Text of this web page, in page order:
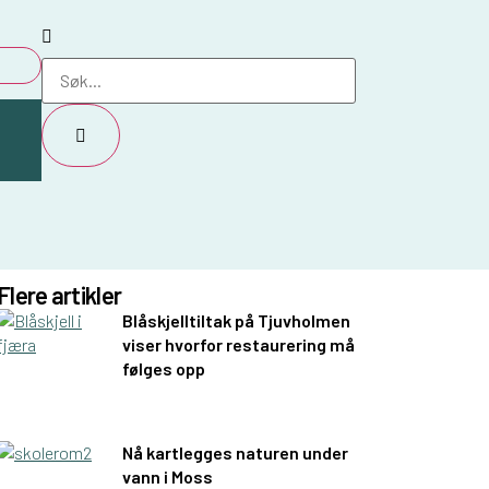
Flere artikler
Blåskjelltiltak på Tjuvholmen
viser hvorfor restaurering må
følges opp
Nå kartlegges naturen under
vann i Moss